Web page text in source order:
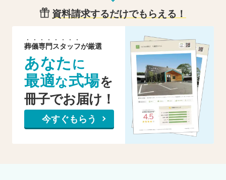
資料請求するだけでもらえる！
葬儀専門スタ ッフが厳選
あなたに
最適な式場を
冊子でお届け！
今すぐもらう